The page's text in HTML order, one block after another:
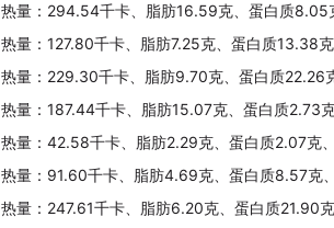
热量：294.54千卡、脂肪16.59克、蛋白质8.05
热量：127.80千卡、脂肪7.25克、蛋白质13.38
热量：229.30千卡、脂肪9.70克、蛋白质22.26
热量：187.44千卡、脂肪15.07克、蛋白质2.73
热量：42.58千卡、脂肪2.29克、蛋白质2.07克
热量：91.60千卡、脂肪4.69克、蛋白质8.57克
热量：247.61千卡、脂肪6.20克、蛋白质21.90